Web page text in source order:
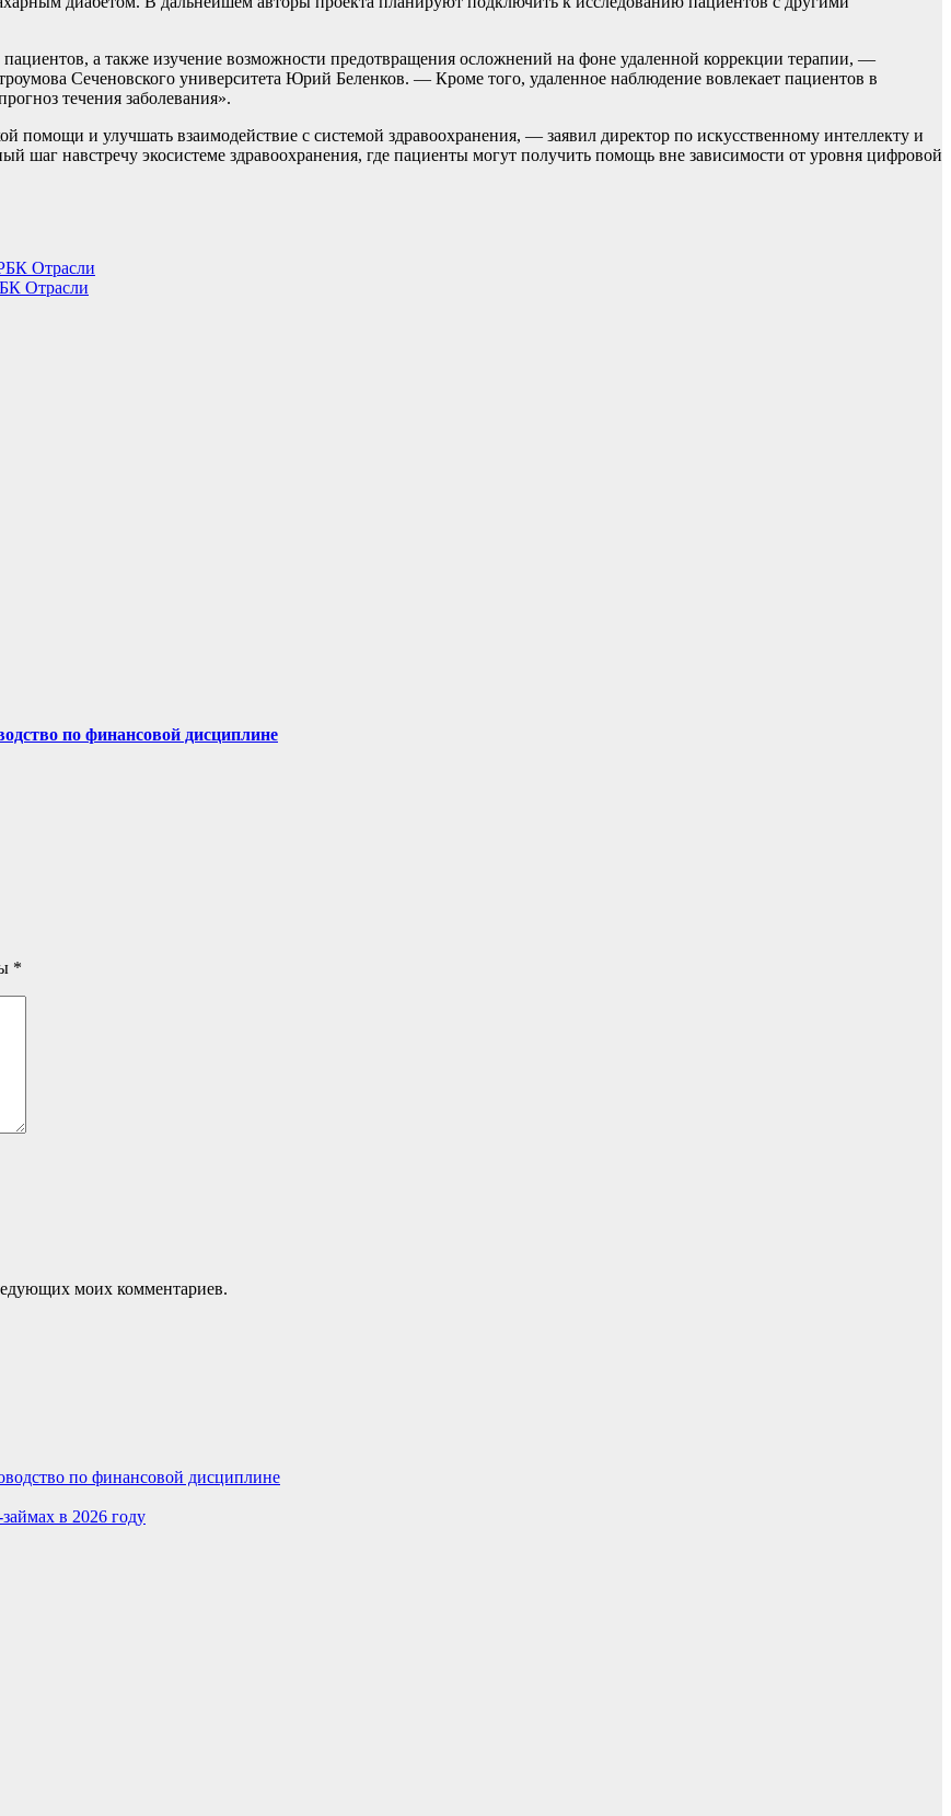
а также изучение возможности предотвращения осложнений на фоне удаленной коррекции терапии, —
Сеченовского университета Юрий Беленков. — Кроме того, удаленное наблюдение вовлекает пациентов в
течения заболевания».
помощи и улучшать взаимодействие с системой здравоохранения, — заявил директор по искусственному интеллекту и
навстречу экосистеме здравоохранения, где пациенты могут получить помощь вне зависимости от уровня цифровой
Отрасли
Отрасли
по финансовой дисциплине
*
моих комментариев.
по финансовой дисциплине
в 2026 году